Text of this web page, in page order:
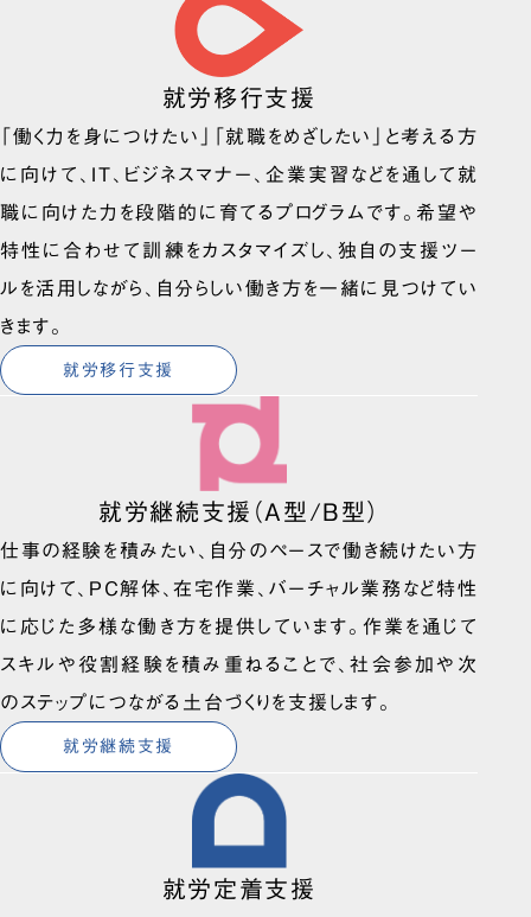
就労移行支援
「働く力を身につけたい」「就職をめざしたい」と考える方
に向けて、IT、ビジネスマナー、企業実習などを通して就
職に向けた力を段階的に育てるプログラムです。希望や
特性に合わせて訓練をカスタマイズし、独自の支援ツー
ルを活用しながら、自分らしい働き方を一緒に見つけてい
きます。
就労移行支援
就労継続支援（A型/B型）
仕事の経験を積みたい、自分のペースで働き続けたい方
に向けて、PC解体、在宅作業、バーチャル業務など特性
に応じた多様な働き方を提供しています。作業を通じて
スキルや役割経験を積み重ねることで、社会参加や次
のステップにつながる土台づくりを支援します。
就労継続支援
就労定着支援